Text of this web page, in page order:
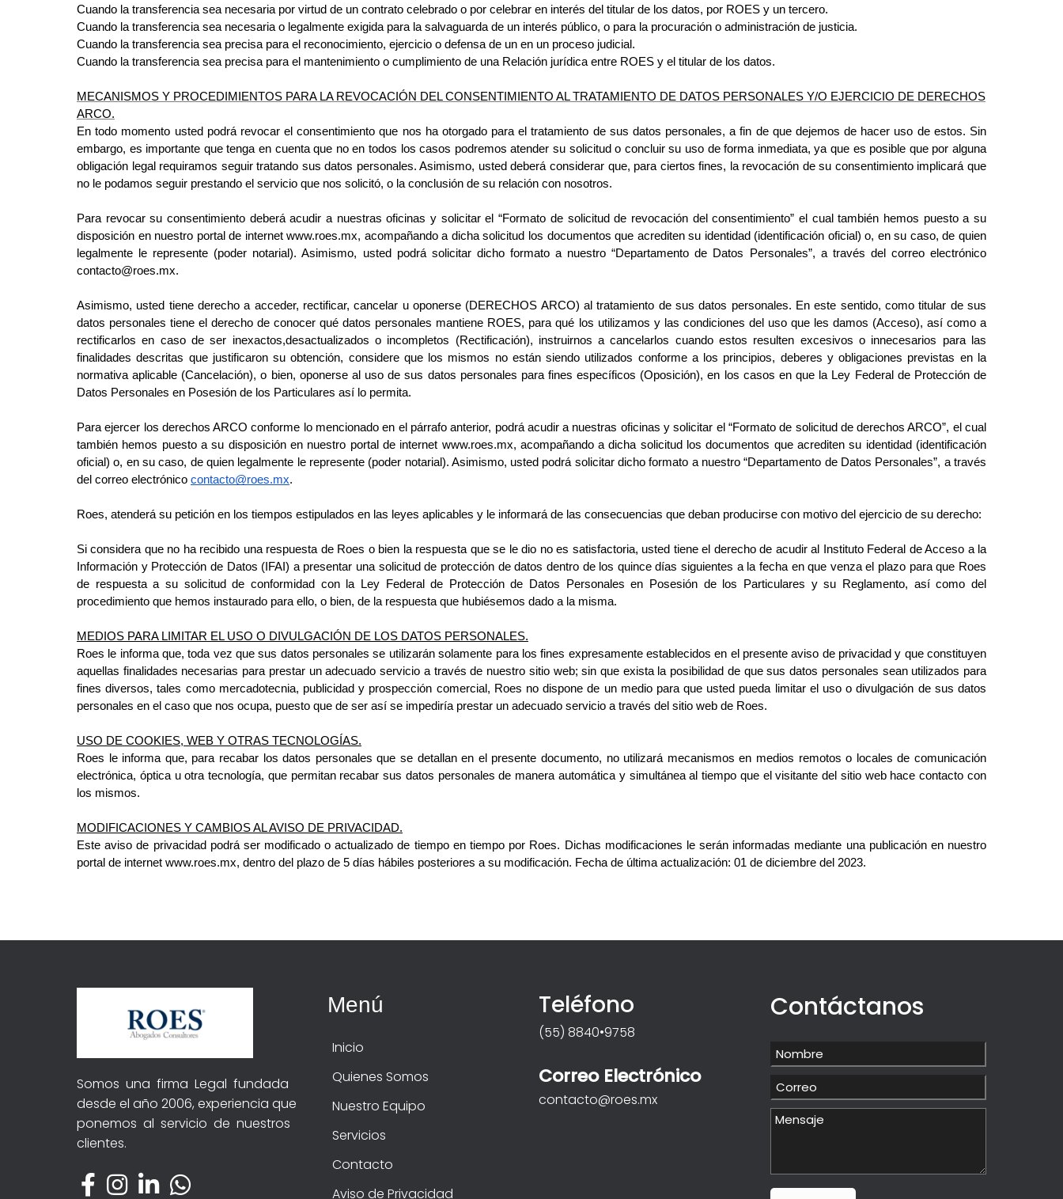
Cuando la transferencia sea necesaria por virtud de un contrato celebrado o por celebrar en interés del titular de los datos, por ROES y un tercero.
Cuando la transferencia sea necesaria o legalmente exigida para la salvaguarda de un interés público, o para la procuración o administración de justicia.
Cuando la transferencia sea precisa para el reconocimiento, ejercicio o defensa de un en un proceso judicial.
Cuando la transferencia sea precisa para el mantenimiento o cumplimiento de una Relación jurídica entre ROES y el titular de los datos.
MECANISMOS Y PROCEDIMIENTOS PARA LA REVOCACIÓN DEL CONSENTIMIENTO AL TRATAMIENTO DE DATOS PERSONALES Y/O EJERCICIO DE DERECHOS
ARCO.
En todo momento usted podrá revocar el consentimiento que nos ha otorgado para el tratamiento de sus datos personales, a fin de que dejemos de hacer uso de estos. Sin
embargo, es importante que tenga en cuenta que no en todos los casos podremos atender su solicitud o concluir su uso de forma inmediata, ya que es posible que por alguna
obligación legal requiramos seguir tratando sus datos personales. Asimismo, usted deberá considerar que, para ciertos fines, la revocación de su consentimiento implicará que
no le podamos seguir prestando el servicio que nos solicitó, o la conclusión de su relación con nosotros.
Para revocar su consentimiento deberá acudir a nuestras oficinas y solicitar el “Formato de solicitud de revocación del consentimiento” el cual también hemos puesto a su
disposición en nuestro portal de internet www.roes.mx, acompañando a dicha solicitud los documentos que acrediten su identidad (identificación oficial) o, en su caso, de quien
legalmente le represente (poder notarial). Asimismo, usted podrá solicitar dicho formato a nuestro “Departamento de Datos Personales”, a través del correo electrónico
contacto@roes.mx.
Asimismo, usted tiene derecho a acceder, rectificar, cancelar u oponerse (DERECHOS ARCO) al tratamiento de sus datos personales. En este sentido, como titular de sus
datos personales tiene el derecho de conocer qué datos personales mantiene ROES, para qué los utilizamos y las condiciones del uso que les damos (Acceso), así como a
rectificarlos en caso de ser inexactos,desactualizados o incompletos (Rectificación), instruirnos a cancelarlos cuando estos resulten excesivos o innecesarios para las
finalidades descritas que justificaron su obtención, considere que los mismos no están siendo utilizados conforme a los principios, deberes y obligaciones previstas en la
normativa aplicable (Cancelación), o bien, oponerse al uso de sus datos personales para fines específicos (Oposición), en los casos en que la Ley Federal de Protección de
Datos Personales en Posesión de los Particulares así lo permita.
Para ejercer los derechos ARCO conforme lo mencionado en el párrafo anterior, podrá acudir a nuestras oficinas y solicitar el “Formato de solicitud de derechos ARCO”, el cual
también hemos puesto a su disposición en nuestro portal de internet www.roes.mx, acompañando a dicha solicitud los documentos que acrediten su identidad (identificación
oficial) o, en su caso, de quien legalmente le represente (poder notarial). Asimismo, usted podrá solicitar dicho formato a nuestro “Departamento de Datos Personales”, a través
del correo electrónico contacto@roes.mx.
Roes, atenderá su petición en los tiempos estipulados en las leyes aplicables y le informará de las consecuencias que deban producirse con motivo del ejercicio de su derecho:
Si considera que no ha recibido una respuesta de Roes o bien la respuesta que se le dio no es satisfactoria, usted tiene el derecho de acudir al Instituto Federal de Acceso a la
Información y Protección de Datos (IFAI) a presentar una solicitud de protección de datos dentro de los quince días siguientes a la fecha en que venza el plazo para que Roes
de respuesta a su solicitud de conformidad con la Ley Federal de Protección de Datos Personales en Posesión de los Particulares y su Reglamento, así como del
procedimiento que hemos instaurado para ello, o bien, de la respuesta que hubiésemos dado a la misma.
MEDIOS PARA LIMITAR EL USO O DIVULGACIÓN DE LOS DATOS PERSONALES.
Roes le informa que, toda vez que sus datos personales se utilizarán solamente para los fines expresamente establecidos en el presente aviso de privacidad y que constituyen
aquellas finalidades necesarias para prestar un adecuado servicio a través de nuestro sitio web; sin que exista la posibilidad de que sus datos personales sean utilizados para
fines diversos, tales como mercadotecnia, publicidad y prospección comercial, Roes no dispone de un medio para que usted pueda limitar el uso o divulgación de sus datos
personales en el caso que nos ocupa, puesto que de ser así se impediría prestar un adecuado servicio a través del sitio web de Roes.
USO DE COOKIES, WEB Y OTRAS TECNOLOGÍAS.
Roes le informa que, para recabar los datos personales que se detallan en el presente documento, no utilizará mecanismos en medios remotos o locales de comunicación
electrónica, óptica u otra tecnología, que permitan recabar sus datos personales de manera automática y simultánea al tiempo que el visitante del sitio web hace contacto con
los mismos.
MODIFICACIONES Y CAMBIOS AL AVISO DE PRIVACIDAD.
Este aviso de privacidad podrá ser modificado o actualizado de tiempo en tiempo por Roes. Dichas modificaciones le serán informadas mediante una publicación en nuestro
portal de internet www.roes.mx, dentro del plazo de 5 días hábiles posteriores a su modificación. Fecha de última actualización: 01 de diciembre del 2023.
Somos una firma Legal fundada
desde el año 2006, experiencia que
ponemos al servicio de nuestros
clientes.
Menú
Inicio
Quienes Somos
Nuestro Equipo
Servicios
Contacto
Aviso de Privacidad
Teléfono
(55) 8840•9758
Correo Electrónico
contacto@roes.mx
Contáctanos